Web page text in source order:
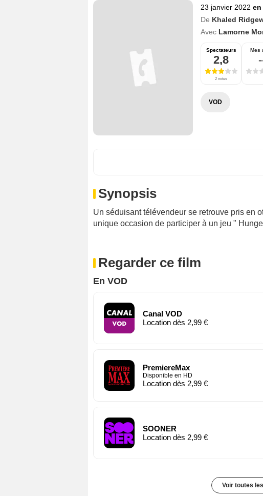
23 janvier 2022 en
De Khaled
Avec Lamorne
Spectateurs
2,8
2 notes
Mes
VOD
Synopsis
Un séduisant télévendeur se retrouve pris en
unique occasion de participer à un jeu "
Regarder ce film
En VOD
Canal VOD
Location dès 2,99 €
PremiereMax
Disponible en HD
Location dès 2,99 €
SOONER
Location dès 2,99 €
Voir toutes